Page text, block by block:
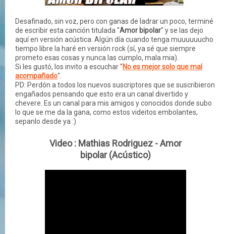
Desafinado, sin voz, pero con ganas de ladrar un poco, terminé
de escribir esta canción titulada "Amor bipolar" y se las dejo
aquí en versión acústica. Algún día cuando tenga muuuuuucho
tiempo libre la haré en versión rock (sí, ya sé que siempre
prometo esas cosas y nunca las cumplo, mala mia).
Si les gustó, los invito a escuchar "No es mejor solo que mal
acompañado".
PD: Perdón a todos los nuevos suscriptores que se suscribieron
engañados pensando que esto era un canal divertido y
chevere. Es un canal para mis amigos y conocidos donde subo
lo que se me da la gana, como estos videitos embolantes,
sepanlo desde ya :)
Video : Mathias Rodriguez - Amor
bipolar (Acústico)